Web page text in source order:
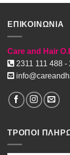
ΕΠΙΚΟΙΝΩΝΙΑ
Care and Hair
2311 111 488
ΤΡΟΠΟΙ